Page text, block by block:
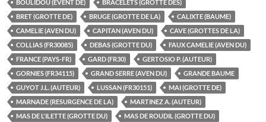
BOULIDOU (EVENT DE)
BRACELETS (GROTTE DES)
BRET (GROTTE DE)
BRUGE (GROTTE DE LA)
CALIXTE (BAUME)
CAMELIE (AVEN DU)
CAPITAN (AVEN DU)
CAVE (GROTTES DE LA)
COLLIAS (FR30085)
DEBAS (GROTTE DU)
FAUX CAMELIE (AVEN DU)
FRANCE (PAYS-FR)
GARD (FR30)
GERTOSIO P. (AUTEUR)
GORNIES (FR34115)
GRAND SERRE (AVEN DU)
GRANDE BAUME
GUYOT J.L. (AUTEUR)
LUSSAN (FR30151)
MAI (GROTTE DE)
MARNADE (RESURGENCE DE LA)
MARTINEZ A. (AUTEUR)
MAS DE L'ILETTE (GROTTE DU)
MAS DE ROUDIL (GROTTE DU)